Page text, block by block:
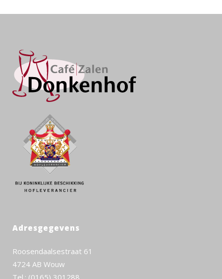
Adresgegevens
Roosendaalsestraat 61
4724 AB Wouw
Tel.: (0165) 301288